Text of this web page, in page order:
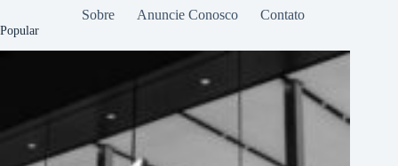
Sobre Anuncie Conosco Contato
Popular